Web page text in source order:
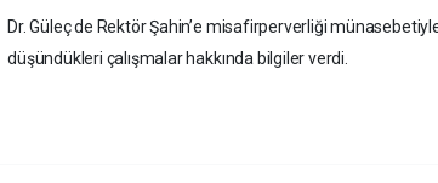
Dr. Güleç de Rektör Şahin’e misafirperverliği
düşündükleri çalışmalar hakkında bilgiler verdi.